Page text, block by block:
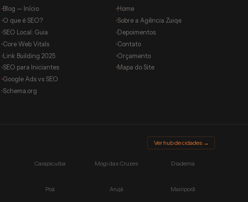
Blog — Início
O que é SEO?
SEO Local: Guia
Core Web Vitals
Link Building 2025
SEO para Iniciantes
Google Ads vs SEO
Schema.org
Home
Sobre a Agência Zuiqe
Depoimentos
Contato
Orçamento
Mapa do Site
Ver hub de cidades →
Carapicuíba Mogi das Cruzes Diadema
Poá Arujá Mairiporã